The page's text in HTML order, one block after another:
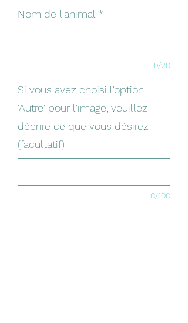
Nom de l'animal *
0/20
Si vous avez choisi l'option
'Autre' pour l'image, veuillez
décrire ce que vous désirez
(facultatif)
0/100